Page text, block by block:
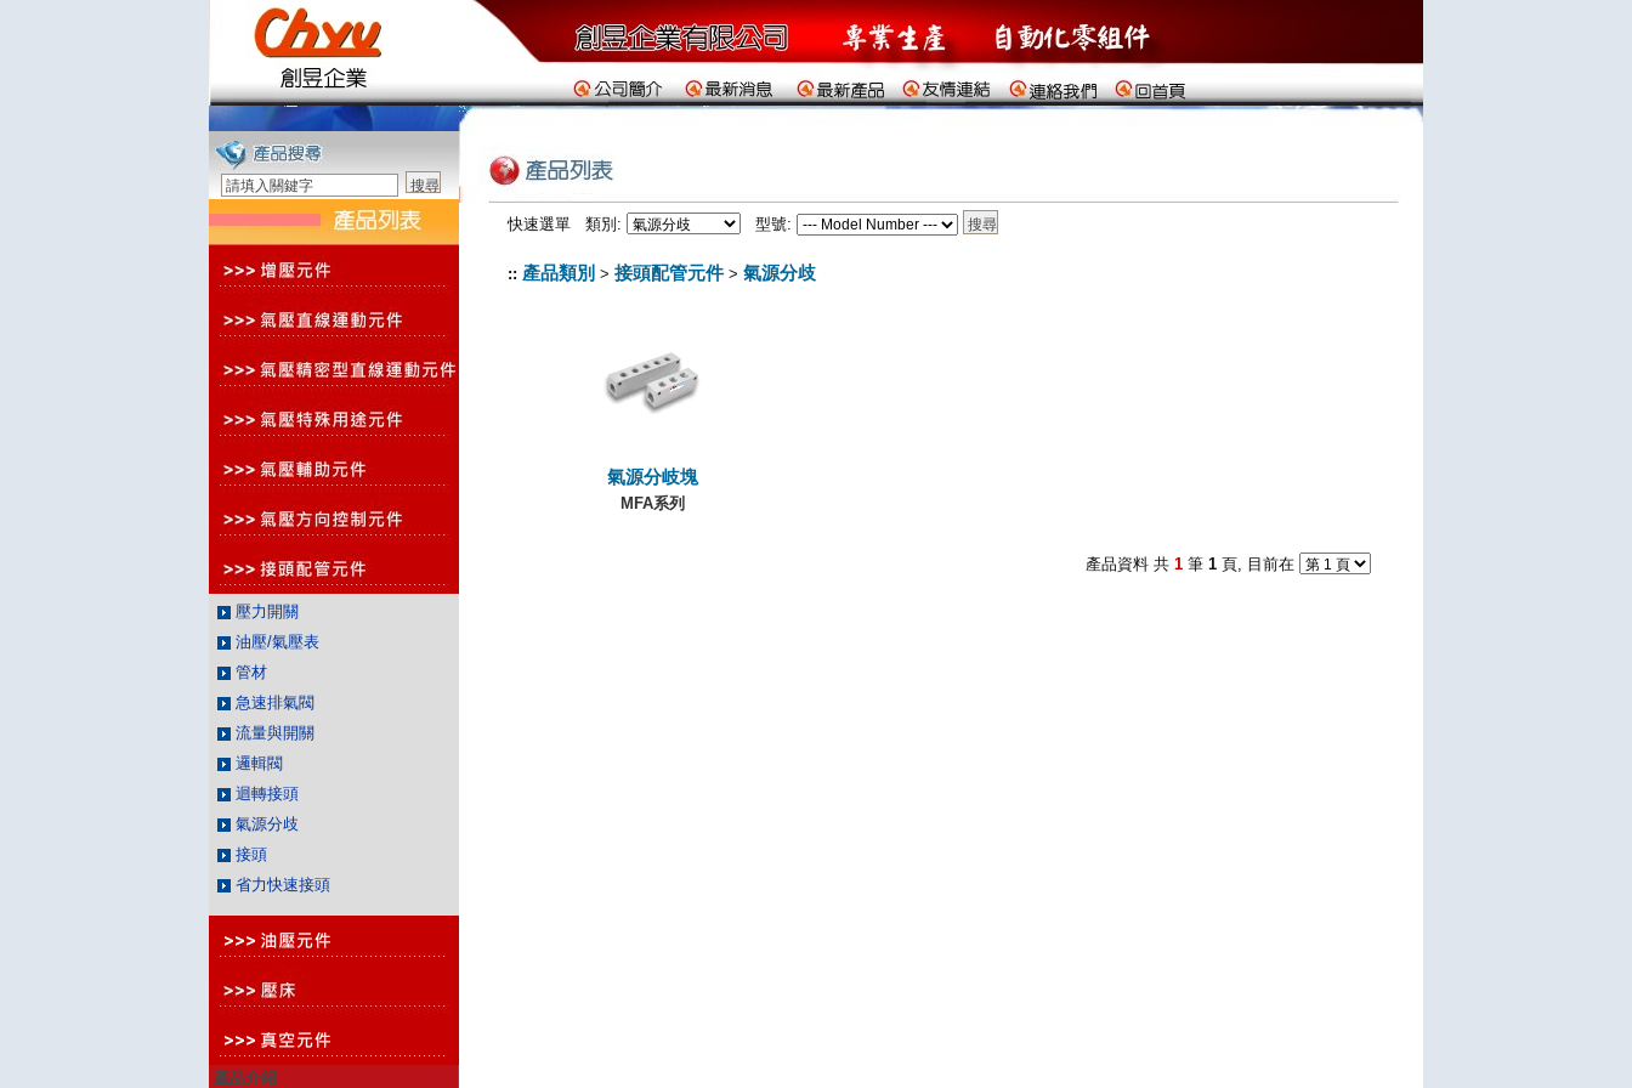
壓力開關
油壓/氣壓表
管材
急速排氣閥
流量與開關
邏輯閥
迴轉接頭
氣源分歧
接頭
省力快速接頭
產品介紹
快速選單 類別: 型號:
:: 產品類別 > 接頭配管元件 > 氣源分歧
氣源分岐塊
MFA系列
產品資料 共 1 筆 1 頁, 目前在